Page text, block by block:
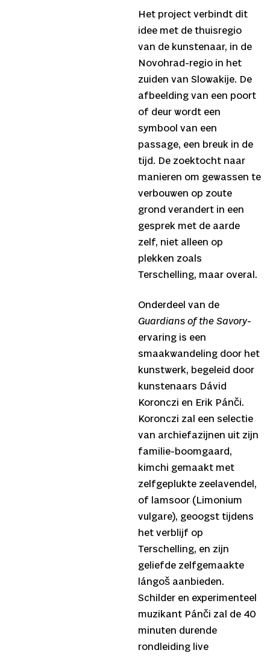
Het project verbindt dit
idee met de thuisregio
van de kunstenaar, in de
Novohrad-regio in het
zuiden van Slowakije. De
afbeelding van een poort
of deur wordt een
symbool van een
passage, een breuk in de
tijd. De zoektocht naar
manieren om gewassen te
verbouwen op zoute
grond verandert in een
gesprek met de aarde
zelf, niet alleen op
plekken zoals
Terschelling, maar overal.
Onderdeel van de
Guardians of the Savory-
ervaring is een
smaakwandeling door het
kunstwerk, begeleid door
kunstenaars Dávid
Koronczi en Erik Pánči.
Koronczi zal een selectie
van archiefazijnen uit zijn
familie-boomgaard,
kimchi gemaakt met
zelfgeplukte zeelavendel,
of lamsoor (Limonium
vulgare), geoogst tijdens
het verblijf op
Terschelling, en zijn
geliefde zelfgemaakte
lángoš aanbieden.
Schilder en experimenteel
muzikant Pánči zal de 40
minuten durende
rondleiding live